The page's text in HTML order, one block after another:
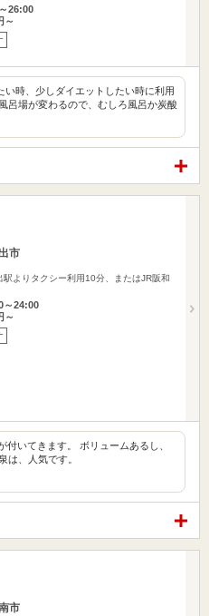
26:00
～
時、少しダイエットしたい時に利用
場が変わるので、むしろ風呂か炭酸
市
駅よりタクシー利用10分、またはJR阪和
～24:00
～
付いてきます。 ボリュームあるし、
は、人気です。
市